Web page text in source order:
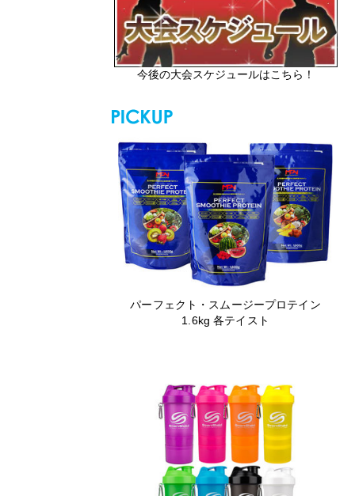
今後の大会スケジュールはこちら！
パーフェクト・スムージープロテイン
1.6kg 各テイスト